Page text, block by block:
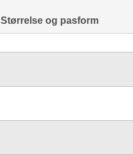
Størrelse og pasform